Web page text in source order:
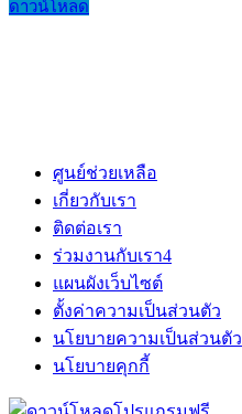
ดาวน์โหลด
ศูนย์ช่วยเหลือ
เกี่ยวกับเรา
ติดต่อเรา
ร่วมงานกับเรา4
แผนผังเว็บไซต์
ตั้งค่าความเป็นส่วนตัว
นโยบายความเป็นส่วนตัว
นโยบายคุกกี้